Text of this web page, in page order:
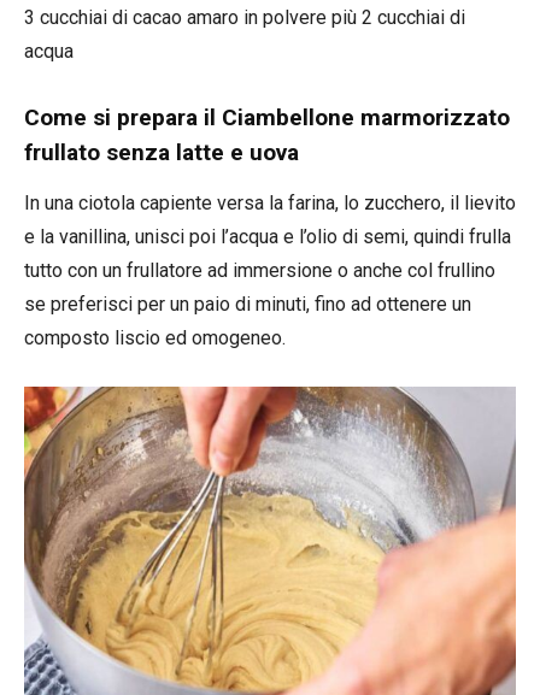
3 cucchiai di cacao amaro in polvere più 2 cucchiai di
acqua
Come si prepara il Ciambellone marmorizzato
frullato senza latte e uova
In una ciotola capiente versa la farina, lo zucchero, il lievito
e la vanillina, unisci poi l’acqua e l’olio di semi, quindi frulla
tutto con un frullatore ad immersione o anche col frullino
se preferisci per un paio di minuti, fino ad ottenere un
composto liscio ed omogeneo.